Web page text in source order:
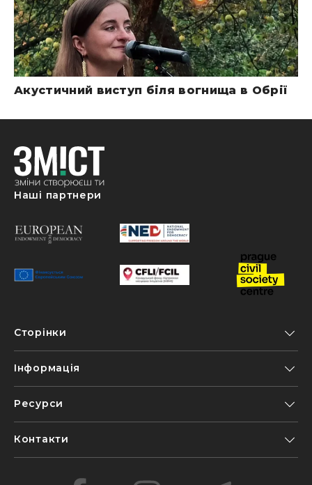
Акустичний виступ біля вогнища в Обрії
Наші партнери
Сторінки
Інформація
Ресурси
Контакти